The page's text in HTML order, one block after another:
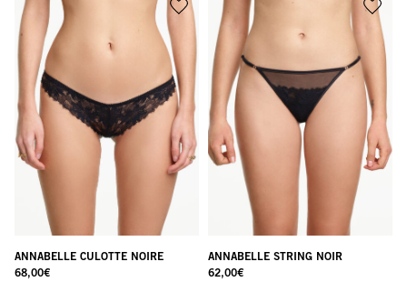
ANNABELLE CULOTTE NOIRE
68,00€
ANNABELLE STRING NOIR
62,00€